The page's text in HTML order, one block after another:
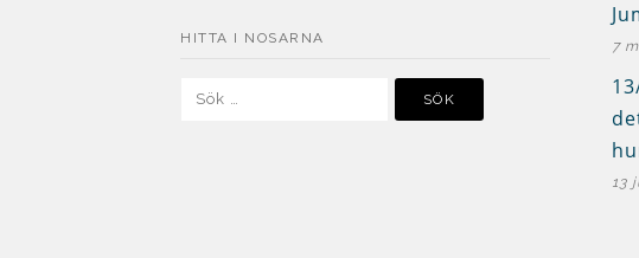
HITTA I NOSARNA
Sök
7
13